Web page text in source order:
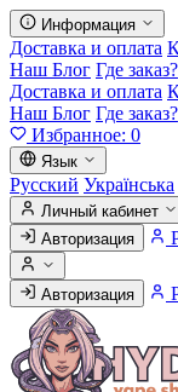
Информация
Доставка и оплата
Наш Блог Где заказ?
Доставка и оплата
Наш Блог Где заказ?
Избранное: 0
Язык
Русский Українська
Личный кабинет
Авторизация
Авторизация